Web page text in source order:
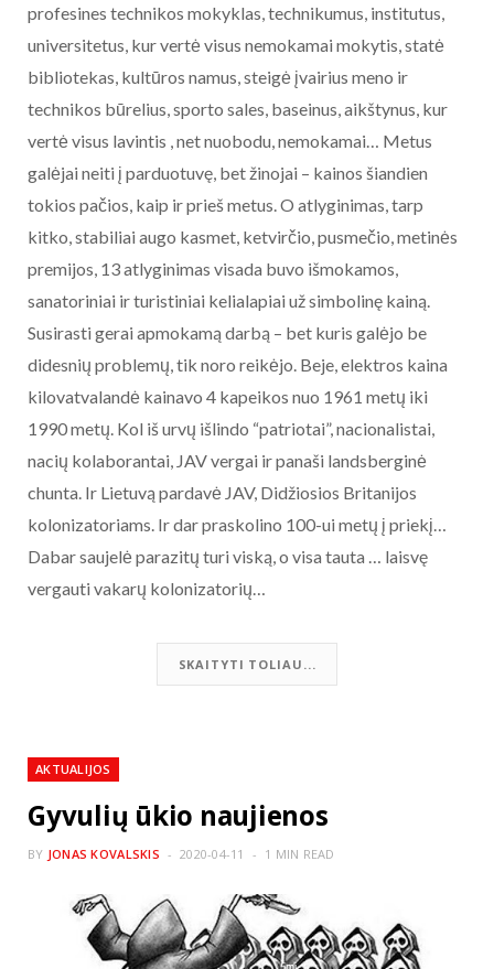
profesines technikos mokyklas, technikumus, institutus,
universitetus, kur vertė visus nemokamai mokytis, statė
bibliotekas, kultūros namus, steigė įvairius meno ir
technikos būrelius, sporto sales, baseinus, aikštynus, kur
vertė visus lavintis , net nuobodu, nemokamai… Metus
galėjai neiti į parduotuvę, bet žinojai – kainos šiandien
tokios pačios, kaip ir prieš metus. O atlyginimas, tarp
kitko, stabiliai augo kasmet, ketvirčio, pusmečio, metinės
premijos, 13 atlyginimas visada buvo išmokamos,
sanatoriniai ir turistiniai kelialapiai už simbolinę kainą.
Susirasti gerai apmokamą darbą – bet kuris galėjo be
didesnių problemų, tik noro reikėjo. Beje, elektros kaina
kilovatvalandė kainavo 4 kapeikos nuo 1961 metų iki
1990 metų. Kol iš urvų išlindo “patriotai”, nacionalistai,
nacių kolaborantai, JAV vergai ir panaši landsberginė
chunta. Ir Lietuvą pardavė JAV, Didžiosios Britanijos
kolonizatoriams. Ir dar praskolino 100-ui metų į priekį…
Dabar saujelė parazitų turi viską, o visa tauta … laisvę
vergauti vakarų kolonizatorių…
SKAITYTI TOLIAU...
AKTUALIJOS
Gyvulių ūkio naujienos
BY JONAS KOVALSKIS 2020-04-11 1 MIN READ